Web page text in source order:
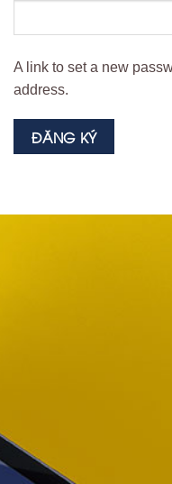
A link to set a new
address.
ĐĂNG KÝ